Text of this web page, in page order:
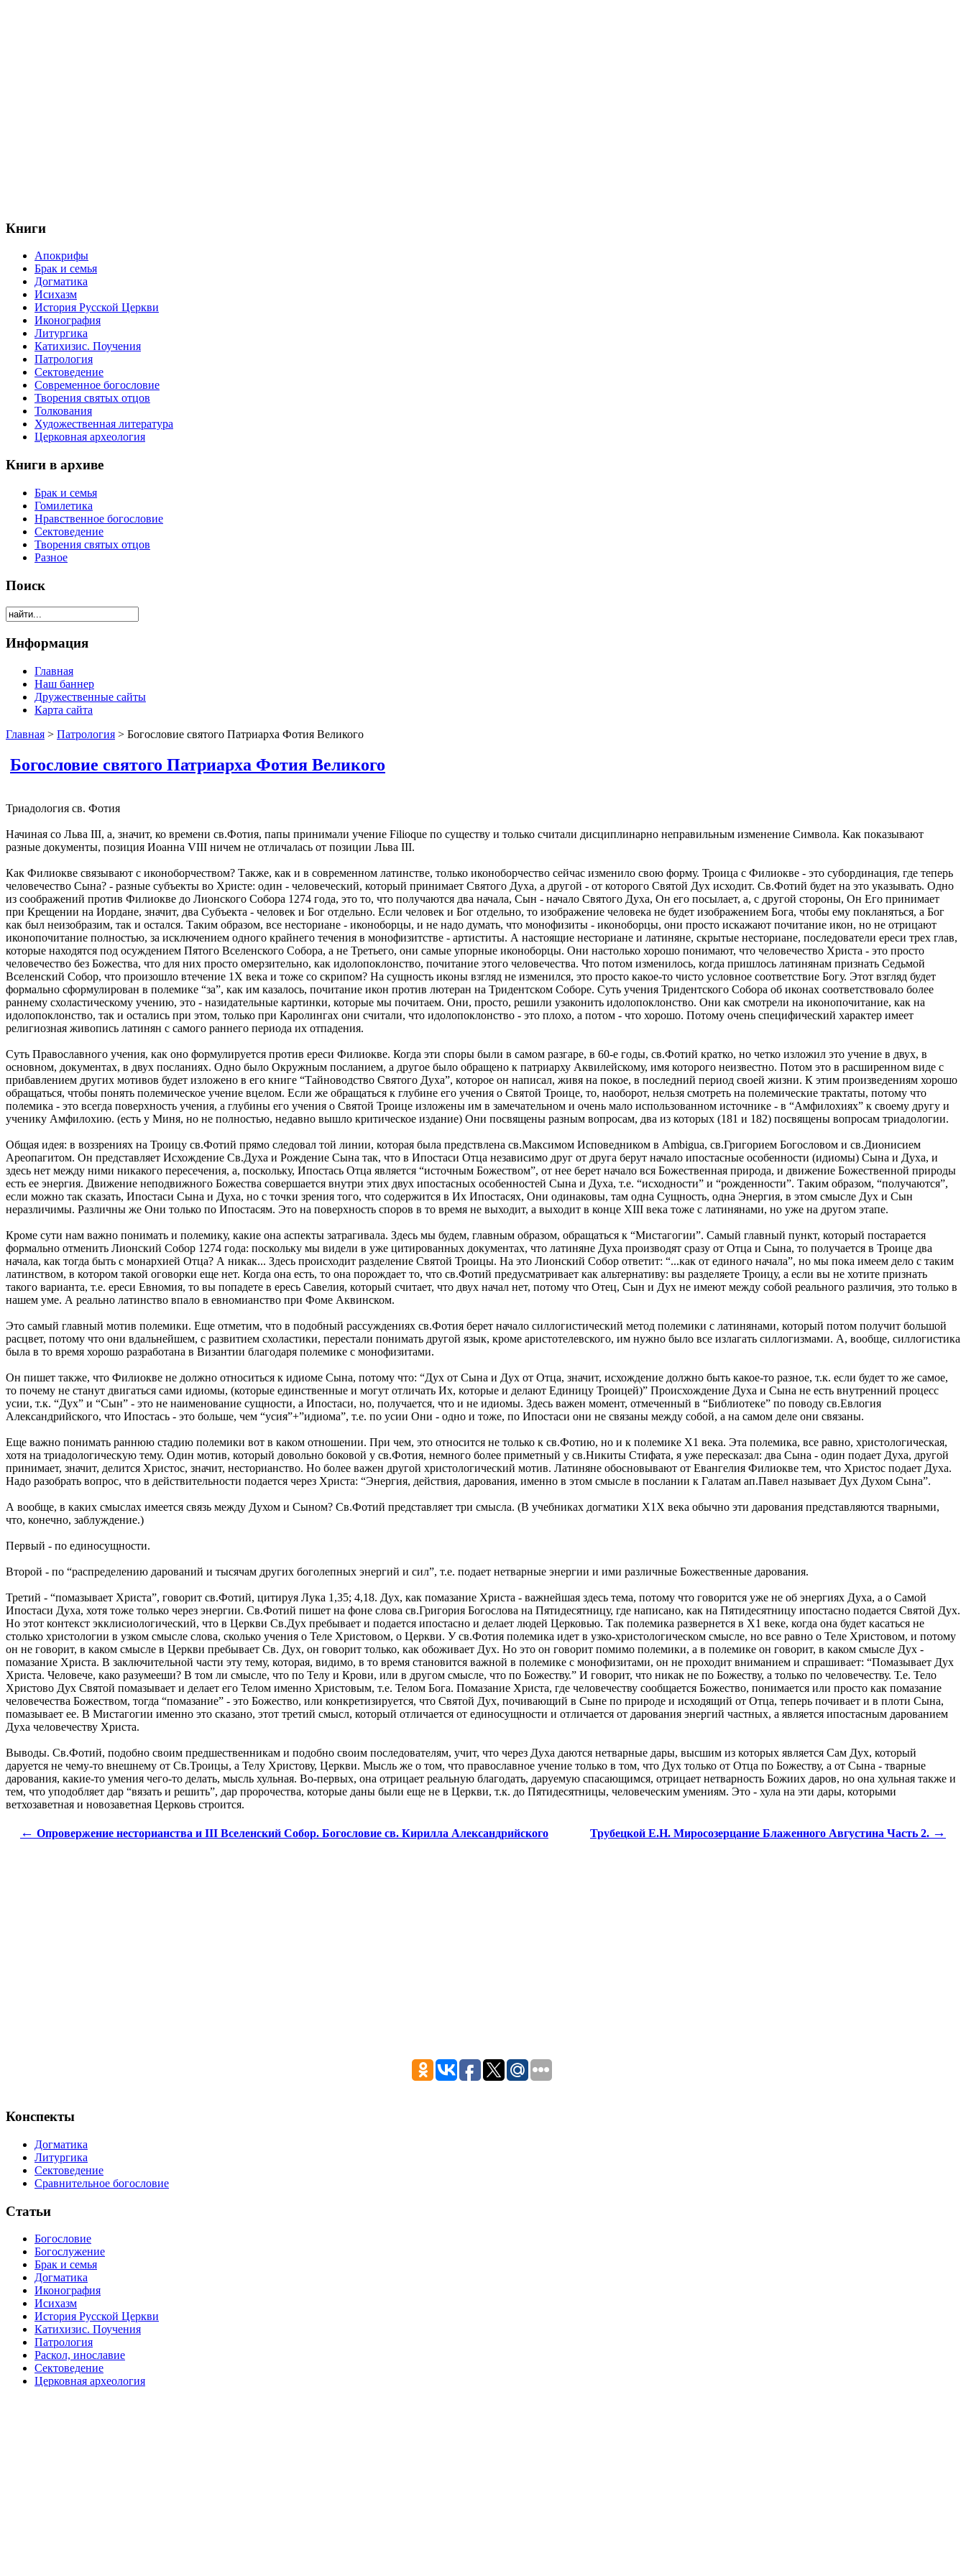
Книги
Апокрифы
Брак и семья
Догматика
Исихазм
История Русской Церкви
Иконография
Литургика
Катихизис. Поучения
Патрология
Сектоведение
Современное богословие
Творения святых отцов
Толкования
Художественная литература
Церковная археология
Книги в архиве
Брак и семья
Гомилетика
Нравственное богословие
Сектоведение
Творения святых отцов
Разное
Поиск
Информация
Главная
Наш баннер
Дружественные сайты
Карта сайта
Главная > Патрология > Богословие святого Патриарха Фотия Великого
Богословие святого Патриарха Фотия Великого
Триадология св. Фотия
Начиная со Льва III, а, значит, ко времени св.Фотия, папы принимали учение Filioque по существу и только считали дисциплинарно неправильным изменение Символа. Как показывают
разные документы, позиция Иоанна VIII ничем не отличалась от позиции Льва III.
Как Филиокве связывают с иконоборчеством? Также, как и в современном латинстве, только иконоборчество сейчас изменило свою форму. Троица с Филиокве - это субординация, где теперь
человечество Сына? - разные субъекты во Христе: один - человеческий, который принимает Святого Духа, а другой - от которого Святой Дух исходит. Св.Фотий будет на это указывать. Одно
из соображений против Филиокве до Лионского Собора 1274 года, это то, что получаются два начала, Сын - начало Святого Духа, Он его посылает, а, с другой стороны, Он Его принимает
при Крещении на Иордане, значит, два Субъекта - человек и Бог отдельно. Если человек и Бог отдельно, то изображение человека не будет изображением Бога, чтобы ему покланяться, а Бог
как был неизобразим, так и остался. Таким образом, все несториане - иконоборцы, и не надо думать, что монофизиты - иконоборцы, они просто искажают почитание икон, но не отрицают
иконопочитание полностью, за исключением одного крайнего течения в монофизитстве - артиститы. А настоящие несториане и латиняне, скрытые несториане, последователи ереси трех глав,
которые находятся под осуждением Пятого Вселенского Собора, а не Третьего, они самые упорные иконоборцы. Они настолько хорошо понимают, что человечество Христа - это просто
человечество без Божества, что для них просто омерзительно, как идолопоклонство, почитание этого человечества. Что потом изменилось, когда пришлось латинянам признать Седьмой
Вселенский Собор, что произошло втечение 1Х века и тоже со скрипом? На сущность иконы взгляд не изменился, это просто какое-то чисто условное соответствие Богу. Этот взгляд будет
формально сформулирован в полемике “за”, как им казалось, почитание икон против лютеран на Тридентском Соборе. Суть учения Тридентского Собора об иконах соответствовало более
раннему схоластическому учению, это - назидательные картинки, которые мы почитаем. Они, просто, решили узаконить идолопоклонство. Они как смотрели на иконопочитание, как на
идолопоклонство, так и остались при этом, только при Каролингах они считали, что идолопоклонство - это плохо, а потом - что хорошо. Потому очень специфический характер имеет
религиозная живопись латинян с самого раннего периода их отпадения.
Суть Православного учения, как оно формулируется против ереси Филиокве. Когда эти споры были в самом разгаре, в 60-е годы, св.Фотий кратко, но четко изложил это учение в двух, в
основном, документах, в двух посланиях. Одно было Окружным посланием, а другое было обращено к патриарху Аквилейскому, имя которого неизвестно. Потом это в расширенном виде с
прибавлением других мотивов будет изложено в его книге “Тайноводство Святого Духа”, которое он написал, живя на покое, в последний период своей жизни. К этим произведениям хорошо
обращаться, чтобы понять полемическое учение вцелом. Если же обращаться к глубине его учения о Святой Троице, то, наоборот, нельзя смотреть на полемические трактаты, потому что
полемика - это всегда поверхность учения, а глубины его учения о Святой Троице изложены им в замечательном и очень мало использованном источнике - в “Амфилохиях” к своему другу и
ученику Амфилохию. (есть у Миня, но не полностью, недавно вышло критическое издание) Они посвящены разным вопросам, два из которых (181 и 182) посвящены вопросам триадологии.
Общая идея: в воззрениях на Троицу св.Фотий прямо следовал той линии, которая была предствлена св.Максимом Исповедником в Ambigua, св.Григорием Богословом и св.Дионисием
Ареопагитом. Он представляет Исхождение Св.Духа и Рождение Сына так, что в Ипостаси Отца независимо друг от друга берут начало ипостасные особенности (идиомы) Сына и Духа, и
здесь нет между ними никакого пересечения, а, поскольку, Ипостась Отца является “источным Божеством”, от нее берет начало вся Божественная природа, и движение Божественной природы
есть ее энергия. Движение неподвижного Божества совершается внутри этих двух ипостасных особенностей Сына и Духа, т.е. “исходности” и “рожденности”. Таким образом, “получаются”,
если можно так сказать, Ипостаси Сына и Духа, но с точки зрения того, что содержится в Их Ипостасях, Они одинаковы, там одна Сущность, одна Энергия, в этом смысле Дух и Сын
неразличимы. Различны же Они только по Ипостасям. Это на поверхность споров в то время не выходит, а выходит в конце ХIII века тоже с латинянами, но уже на другом этапе.
Кроме сути нам важно понимать и полемику, какие она аспекты затрагивала. Здесь мы будем, главным образом, обращаться к “Мистагогии”. Самый главный пункт, который постарается
формально отменить Лионский Собор 1274 года: поскольку мы видели в уже цитированных документах, что латиняне Духа производят сразу от Отца и Сына, то получается в Троице два
начала, как тогда быть с монархией Отца? А никак... Здесь происходит разделение Святой Троицы. На это Лионский Собор ответит: “...как от единого начала”, но мы пока имеем дело с таким
латинством, в котором такой оговорки еще нет. Когда она есть, то она порождает то, что св.Фотий предусматривает как альтернативу: вы разделяете Троицу, а если вы не хотите признать
такого варианта, т.е. ереси Евномия, то вы попадете в ересь Савелия, который считает, что двух начал нет, потому что Отец, Сын и Дух не имеют между собой реального различия, это только в
нашем уме. А реально латинство впало в евномианство при Фоме Аквинском.
Это самый главный мотив полемики. Еще отметим, что в подобный рассуждениях св.Фотия берет начало силлогистический метод полемики с латинянами, который потом получит большой
расцвет, потому что они вдальнейшем, с развитием схоластики, перестали понимать другой язык, кроме аристотелевского, им нужно было все излагать силлогизмами. А, вообще, силлогистика
была в то время хорошо разработана в Византии благодаря полемике с монофизитами.
Он пишет также, что Филиокве не должно относиться к идиоме Сына, потому что: “Дух от Сына и Дух от Отца, значит, исхождение должно быть какое-то разное, т.к. если будет то же самое,
то почему не станут двигаться сами идиомы, (которые единственные и могут отличать Их, которые и делают Единицу Троицей)” Происхождение Духа и Сына не есть внутренний процесс
усии, т.к. “Дух” и “Сын” - это не наименование сущности, а Ипостаси, но, получается, что и не идиомы. Здесь важен момент, отмеченный в “Библиотеке” по поводу св.Евлогия
Александрийского, что Ипостась - это больше, чем “усия”+”идиома”, т.е. по усии Они - одно и тоже, по Ипостаси они не связаны между собой, а на самом деле они связаны.
Еще важно понимать раннюю стадию полемики вот в каком отношении. При чем, это относится не только к св.Фотию, но и к полемике Х1 века. Эта полемика, все равно, христологическая,
хотя на триадологическую тему. Один мотив, который довольно боковой у св.Фотия, немного более приметный у св.Никиты Стифата, я уже пересказал: два Сына - один подает Духа, другой
принимает, значит, делится Христос, значит, несторианство. Но более важен другой христологический мотив. Латиняне обосновывают от Евангелия Филиокве тем, что Христос подает Духа.
Надо разобрать вопрос, что в действительности подается через Христа: “Энергия, действия, дарования, именно в этом смысле в послании к Галатам ап.Павел называет Дух Духом Сына”.
А вообще, в каких смыслах имеется связь между Духом и Сыном? Св.Фотий представляет три смысла. (В учебниках догматики Х1Х века обычно эти дарования представляются тварными,
что, конечно, заблуждение.)
Первый - по единосущности.
Второй - по “распределению дарований и тысячам других боголепных энергий и сил”, т.е. подает нетварные энергии и ими различные Божественные дарования.
Третий - “помазывает Христа”, говорит св.Фотий, цитируя Лука 1,35; 4,18. Дух, как помазание Христа - важнейшая здесь тема, потому что говорится уже не об энергиях Духа, а о Самой
Ипостаси Духа, хотя тоже только через энергии. Св.Фотий пишет на фоне слова св.Григория Богослова на Пятидесятницу, где написано, как на Пятидесятницу ипостасно подается Святой Дух.
Но этот контекст экклисиологический, что в Церкви Св.Дух пребывает и подается ипостасно и делает людей Церковью. Так полемика развернется в Х1 веке, когда она будет касаться не
столько христологии в узком смысле слова, сколько учения о Теле Христовом, о Церкви. У св.Фотия полемика идет в узко-христологическом смысле, но все равно о Теле Христовом, и потому
он не говорит, в каком смысле в Церкви пребывает Св. Дух, он говорит только, как обоживает Дух. Но это он говорит помимо полемики, а в полемике он говорит, в каком смысле Дух -
помазание Христа. В заключительной части эту тему, которая, видимо, в то время становится важной в полемике с монофизитами, он не проходит вниманием и спрашивает: “Помазывает Дух
Христа. Человече, како разумееши? В том ли смысле, что по Телу и Крови, или в другом смысле, что по Божеству.” И говорит, что никак не по Божеству, а только по человечеству. Т.е. Тело
Христово Дух Святой помазывает и делает его Телом именно Христовым, т.е. Телом Бога. Помазание Христа, где человечеству сообщается Божество, понимается или просто как помазание
человечества Божеством, тогда “помазание” - это Божество, или конкретизируется, что Святой Дух, почивающий в Сыне по природе и исходящий от Отца, теперь почивает и в плоти Сына,
помазывает ее. В Мистагогии именно это сказано, этот третий смысл, который отличается от единосущности и отличается от дарования энергий частных, а является ипостасным дарованием
Духа человечеству Христа.
Выводы. Св.Фотий, подобно своим предшественникам и подобно своим последователям, учит, что через Духа даются нетварные дары, высшим из которых является Сам Дух, который
даруется не чему-то внешнему от Св.Троицы, а Телу Христову, Церкви. Мысль же о том, что православное учение только в том, что Дух только от Отца по Божеству, а от Сына - тварные
дарования, какие-то умения чего-то делать, мысль хульная. Во-первых, она отрицает реальную благодать, даруемую спасающимся, отрицает нетварность Божиих даров, но она хульная также и
тем, что уподобляет дар “вязать и решить”, дар пророчества, которые даны были еще не в Церкви, т.к. до Пятидесятницы, человеческим умениям. Это - хула на эти дары, которыми
ветхозаветная и новозаветная Церковь строится.
← Опровержение несторианства и ІІІ Вселенский Собор. Богословие св. Кирилла Александрийского Трубецкой Е.Н. Миросозерцание Блаженного Августина Часть 2. →
Конспекты
Догматика
Литургика
Сектоведение
Сравнительное богословие
Статьи
Богословие
Богослужение
Брак и семья
Догматика
Иконография
Исихазм
История Русской Церкви
Катихизис. Поучения
Патрология
Раскол, инославие
Сектоведение
Церковная археология